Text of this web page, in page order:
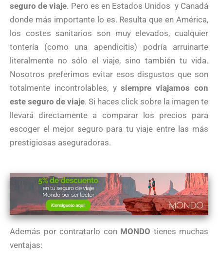
seguro de viaje. Pero es en Estados Unidos y Canadá
donde más importante lo es. Resulta que en América,
los costes sanitarios son muy elevados, cualquier
tontería (como una apendicitis) podría arruinarte
literalmente no sólo el viaje, sino también tu vida.
Nosotros preferimos evitar esos disgustos que son
totalmente incontrolables, ysiempre viajamos con
este seguro de viaje. Si haces click sobre la imagen te
llevará directamente a comparar los precios para
escoger el mejor seguro para tu viaje entre las más
prestigiosas aseguradoras.
Además por contratarlo con MONDO tienes muchas
ventajas: